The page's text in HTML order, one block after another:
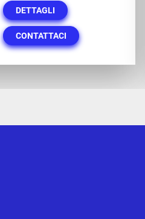
DETTAGLI
CONTATTACI